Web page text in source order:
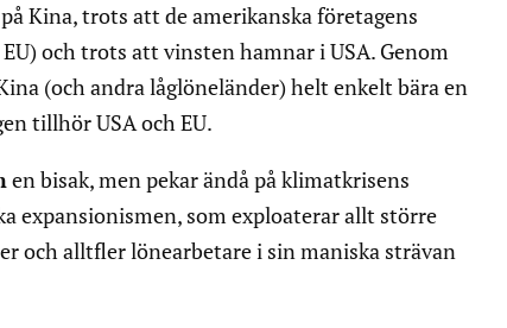
Kina, trots att de amerikanska företagens
och trots att vinsten hamnar i USA. Genom
(och andra låglöneländer) helt enkelt bära en
tillhör USA och EU.
en bisak, men pekar ändå på klimatkrisens
expansionismen, som exploaterar allt större
och alltfler lönearbetare i sin maniska strävan